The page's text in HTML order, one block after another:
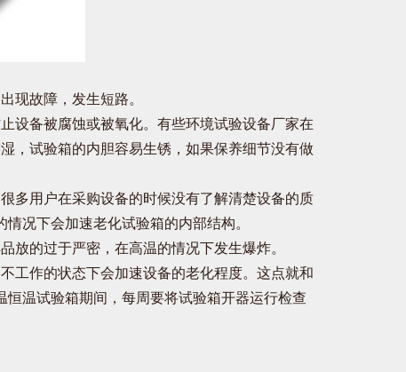
现故障，发生短路。
设备被腐蚀或被氧化。有些环境试验设备厂家在
，试验箱的内胆容易生锈，如果保养细节没有做
多用户在采购设备的时候没有了解清楚设备的质
况下会加速老化试验箱的内部结构。
放的过于严密，在高温的情况下发生爆炸。
工作的状态下会加速设备的老化程度。这点就和
温试验箱期间，每周要将试验箱开器运行检查